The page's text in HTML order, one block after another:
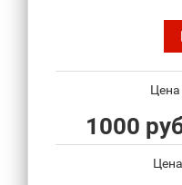
1000